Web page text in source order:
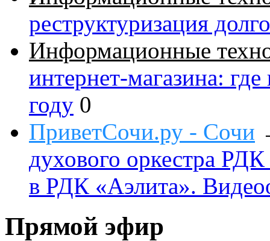
реструктуризация
Информационные
интернет-магазина:
году 0
ПриветСочи.ру - Сочи
духового оркестра
в РДК «Аэлита».
Прямой эфир